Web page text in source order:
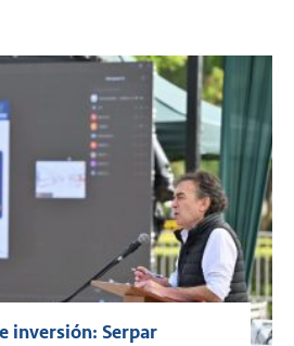
inversión: Serpar